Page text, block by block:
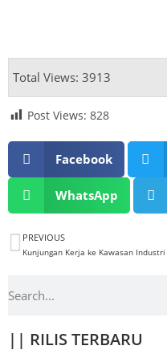
Total Views: 3913
Post Views: 828
Facebook
WhatsApp
PREVIOUS
|| RILIS TERBARU